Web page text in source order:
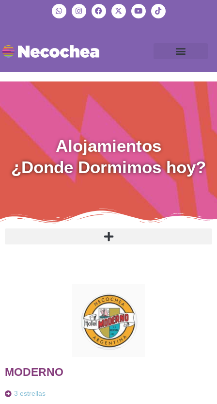
Alojamientos
¿Donde Dormimos hoy?
MODERNO
3 estrellas